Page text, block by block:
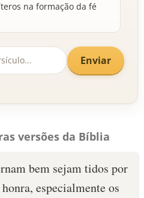
na formação da fé
Enviar
versões da Bíblia
bem sejam tidos por
especialmente os